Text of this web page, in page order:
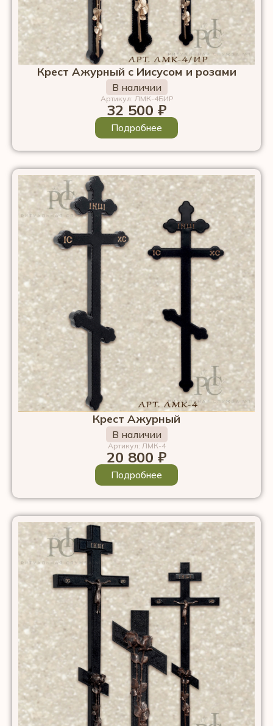
Крест Ажурный с Иисусом и розами
В наличии
Артикул: ЛМК-4БИР
32 500 ₽
Подробнее
Крест Ажурный
В наличии
Артикул: ЛМК-4
20 800 ₽
Подробнее